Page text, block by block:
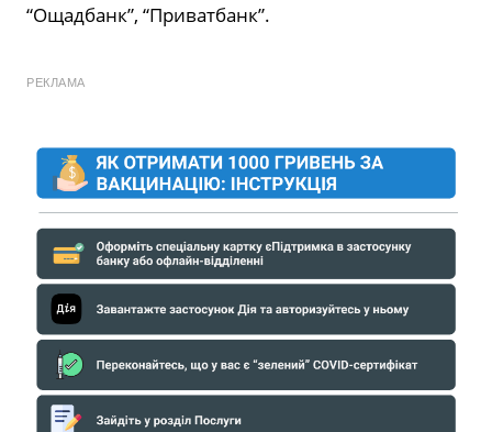
“Ощадбанк”, “Приватбанк”.
РЕКЛАМА